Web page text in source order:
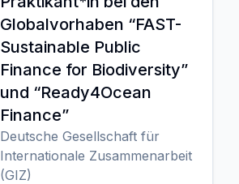
Globalvorhaben “FAST-
Sustainable Public
Finance for Biodiversity”
und “Ready4Ocean
Finance”
Deutsche Gesellschaft für
Internationale Zusammenarbeit
(GIZ)